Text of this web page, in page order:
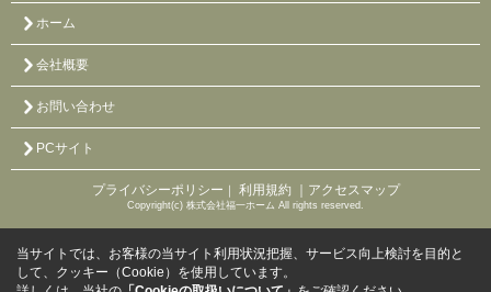
ホーム
会社概要
お問い合わせ
PCサイト
プライバシーポリシー ｜ 利用規約 ｜アクセスマップ
Copyright(c) 株式会社福一ホーム All rights reserved.
当サイトでは、お客様の当サイト利用状況把握、サービス向上検討を目的と
して、クッキー（Cookie）を使用しています。